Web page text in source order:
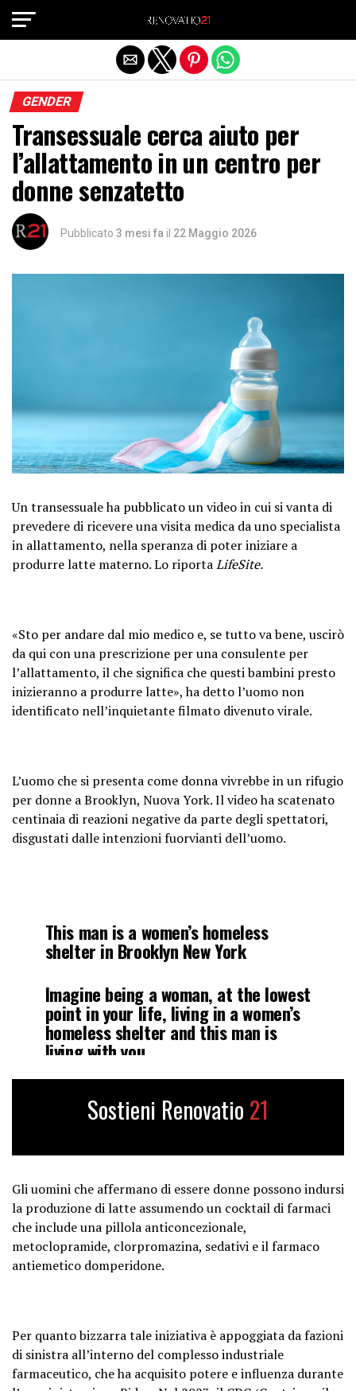
GENDER
Transessuale cerca aiuto per
l’allattamento in un centro per
donne senzatetto
Pubblicato 3 mesi fa il 22 Maggio 2026
Un transessuale ha pubblicato un video in cui si vanta di
prevedere di ricevere una visita medica da uno specialista
in allattamento, nella speranza di poter iniziare a
produrre latte materno. Lo riportaLifeSite.
«Sto per andare dal mio medico e, se tutto va bene, uscirò
da qui con una prescrizione per una consulente per
l’allattamento, il che significa che questi bambini presto
inizieranno a produrre latte», ha detto l’uomo non
identificato nell’inquietante filmato divenuto virale.
L’uomo che si presenta come donna vivrebbe in un rifugio
per donne a Brooklyn, Nuova York. Il video ha scatenato
centinaia di reazioni negative da parte degli spettatori,
disgustati dalle intenzioni fuorvianti dell’uomo.
This man is a women’s homeless
shelter in Brooklyn New York
Imagine being a woman, at the lowest
point in your life, living in a women’s
homeless shelter and this man is
living with you….
“I’m about to see my doctor, and if
everything goes right, I’m about to
pic.twitter.com/b9Y3jzgv8D
— Wall Street Apes
(@WallStreetApes)May 19, 2026
Sostieni Renovatio 21
Gli uomini che affermano di essere donne possono indursi
la produzione di latte assumendo un cocktail di farmaci
che include una pillola anticoncezionale,
metoclopramide, clorpromazina, sedativi e il farmaco
antiemetico domperidone.
Per quanto bizzarra tale iniziativa è appoggiata da fazioni
di sinistra all’interno del complesso industriale
farmaceutico, che ha acquisito potere e influenza durante
Exit mobile version